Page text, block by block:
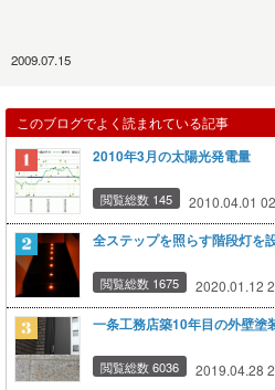
2009.07.15
このブログでよく読まれている記事
2010年3月の太陽光発電量
閲覧総数 145 2010.04.01
全ステップを照らす階段灯を
閲覧総数 1675 2020.01.12
一条工務店築10年目の外壁塗
閲覧総数 6036 2019.04.28